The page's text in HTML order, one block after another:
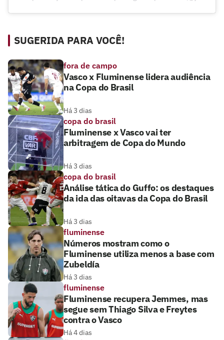
SUGERIDA PARA VOCÊ!
fora de campo
Vasco x Fluminense lidera audiência
na Copa do Brasil
Há 3 dias
copa do brasil
Fluminense x Vasco vai ter
arbitragem de Copa do Mundo
Há 3 dias
copa do brasil
Análise tática do Guffo: os destaques
da ida das oitavas da Copa do Brasil
Há 3 dias
fluminense
Números mostram como o
Fluminense utiliza menos a base com
Zubeldía
Há 3 dias
fluminense
Fluminense recupera Jemmes, mas
segue sem Thiago Silva e Freytes
contra o Vasco
Há 4 dias